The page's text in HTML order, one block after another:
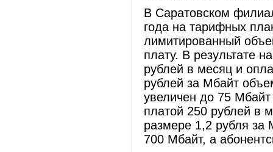
В Саратовском
года на тарифных
лимитированный
плату. В результате
рублей в месяц и
рублей за Мбайт
увеличен до 75
платой 250 рублей в
размере 1,2 рубля
700 Мбайт, а